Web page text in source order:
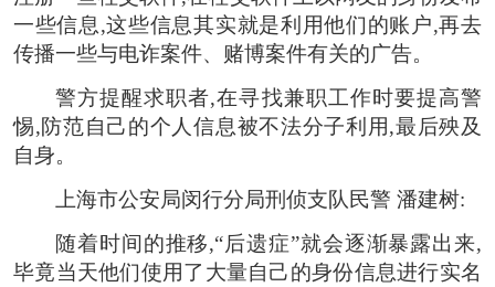
一些信息,这些信息其实就是利用他们的账户,再去
传播一些与电诈案件、赌博案件有关的广告。
警方提醒求职者,在寻找兼职工作时要提高警
惕,防范自己的个人信息被不法分子利用,最后殃及
自身。
上海市公安局闵行分局刑侦支队民警 潘建树:
随着时间的推移,“后遗症”就会逐渐暴露出来,
毕竟当天他们使用了大量自己的身份信息进行实名